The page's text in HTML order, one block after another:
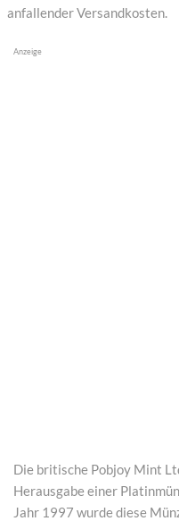
anfallender Versandkosten.
Anzeige
Die britische Pobjoy Mint
Herausgabe einer
Jahr 1997 wurde diese